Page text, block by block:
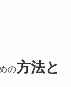
の方法と